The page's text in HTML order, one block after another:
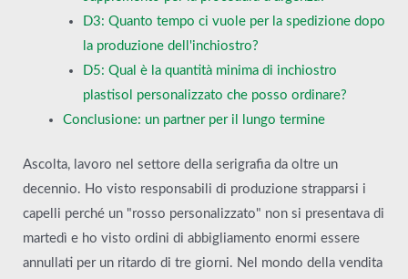
D3: Quanto tempo ci vuole per la spedizione dopo
la produzione dell'inchiostro?
D5: Qual è la quantità minima di inchiostro
plastisol personalizzato che posso ordinare?
Conclusione: un partner per il lungo termine
Ascolta, lavoro nel settore della serigrafia da oltre un
decennio. Ho visto responsabili di produzione strapparsi i
capelli perché un "rosso personalizzato" non si presentava di
martedì e ho visto ordini di abbigliamento enormi essere
annullati per un ritardo di tre giorni. Nel mondo della vendita